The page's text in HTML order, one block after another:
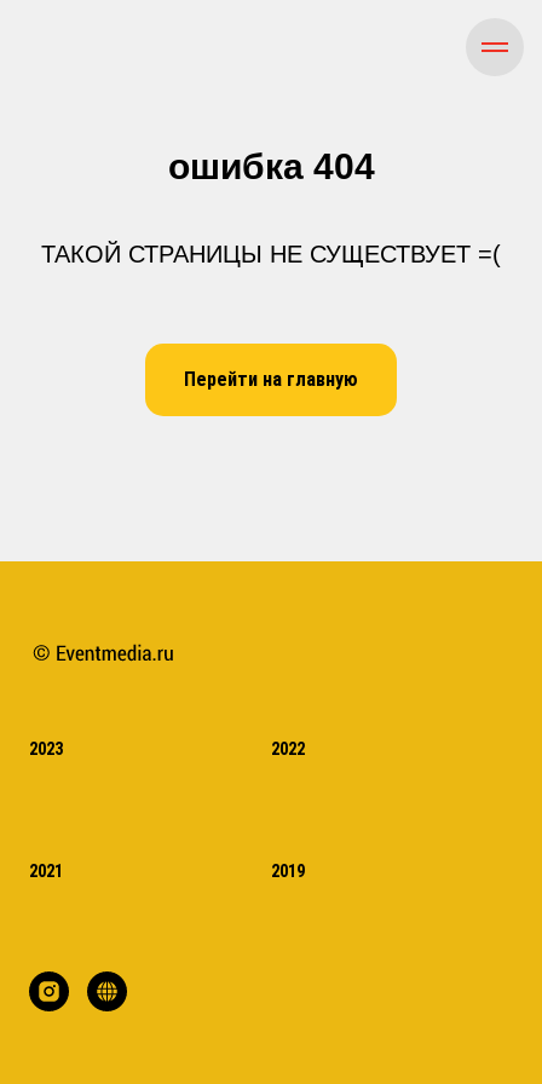
ошибка 404
ТАКОЙ СТРАНИЦЫ НЕ СУЩЕСТВУЕТ =(
Перейти на главную
2023 2022
2021 2019